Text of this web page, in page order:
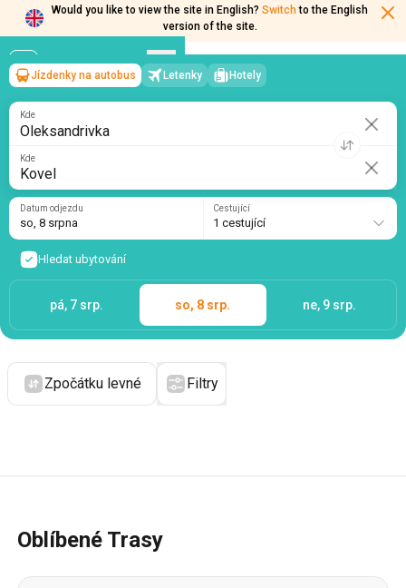
Would you like to view the site in English? Switch to the English
version of the site.
Oleksandrivka→Kovel
so, 8 srpna/1 cestující
Jízdenky na autobus Letenky Hotely
Kde
Kde
Datum odjezdu
so, 8 srpna
Cestující
1 cestující
Hledat ubytování
pá, 7 srp. so, 8 srp. ne, 9 srp.
Zpočátku levné Filtry
Oblíbené Trasy